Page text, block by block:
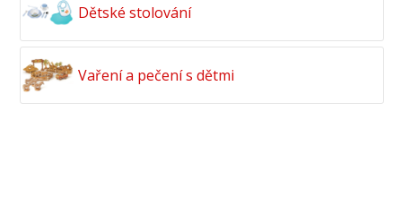
Dětské stolování
Vaření a pečení s dětmi